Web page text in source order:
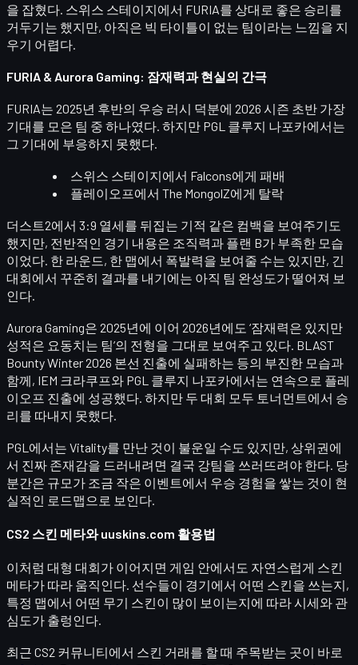
을 잡혔다. 스위스 스테이지에서 FURIA를 상대로 좋은 승리를
거두기는 했지만, 아직은 빅 타이틀이 없는 팀이라는 느낌을 지
우기 어렵다.
FURIA & Aurora Gaming: 잠재력과 현실의 간극
FURIA는 2025년 후반의 우승 러시 덕분에 2026 시즌 초반 가장
기대를 모은 팀 중 하나였다. 하지만 PGL 클루지 나포카에서는
그 기대에 부응하지 못했다.
스위스 스테이지에서 Falcons에게 패배
플레이오프에서 The MongolZ에게 탈락
더스트2에서 3:9 열세를 뒤집는 기적 같은 컴백을 보여주기도
했지만, 전반적인 경기 내용은 조직력과 플랜 B가 부족한 모습
이었다. 한 라운드, 한 맵에서 폭발력을 보여줄 수는 있지만, 긴
대회에서 꾸준히 결과를 내기에는 아직 팀 완성도가 떨어져 보
인다.
Aurora Gaming은 2025년에 이어 2026년에도 ‘잠재력은 있지만
성적은 요동치는 팀’의 전형을 그대로 보여주고 있다. BLAST
Bounty Winter 2026 본선 진출에 실패하는 등의 부진한 모습과
함께, IEM 크라쿠프와 PGL 클루지 나포카에서는 연속으로 플레
이오프 진출에 성공했다. 하지만 두 대회 모두 토너먼트에서 승
리를 따내지 못했다.
PGL에서는 Vitality를 만난 것이 불운일 수도 있지만, 상위권에
서 진짜 존재감을 드러내려면 결국 강팀을 쓰러뜨려야 한다. 당
분간은 규모가 조금 작은 이벤트에서 우승 경험을 쌓는 것이 현
실적인 로드맵으로 보인다.
CS2 스킨 메타와 uuskins.com 활용법
이처럼 대형 대회가 이어지면 게임 안에서도 자연스럽게 스킨
메타가 따라 움직인다. 선수들이 경기에서 어떤 스킨을 쓰는지,
특정 맵에서 어떤 무기 스킨이 많이 보이는지에 따라 시세와 관
심도가 출렁인다.
최근 CS2 커뮤니티에서 스킨 거래를 할 때 주목받는 곳이 바로